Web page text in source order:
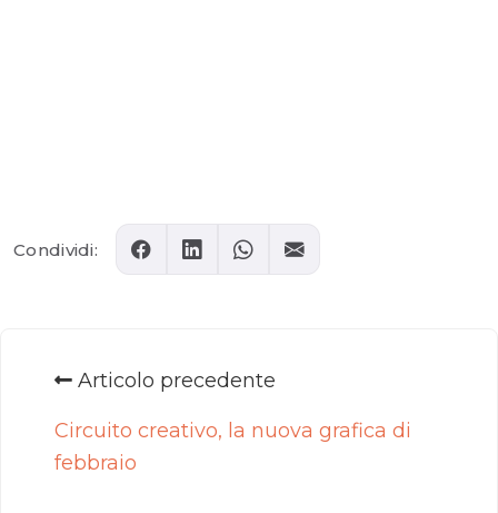
Condividi:
Articolo precedente
Circuito creativo, la nuova grafica di
febbraio